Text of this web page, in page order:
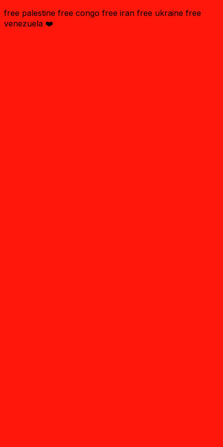
free palestine free congo free iran free ukraine free
venezuela ❤️